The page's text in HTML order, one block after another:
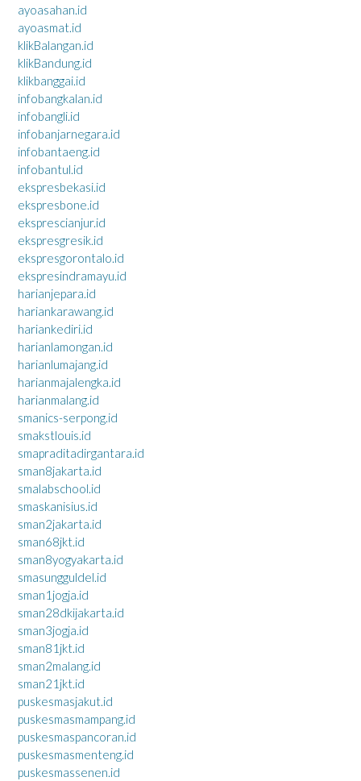
ayoasahan.id
ayoasmat.id
klikBalangan.id
klikBandung.id
klikbanggai.id
infobangkalan.id
infobangli.id
infobanjarnegara.id
infobantaeng.id
infobantul.id
ekspresbekasi.id
ekspresbone.id
eksprescianjur.id
ekspresgresik.id
ekspresgorontalo.id
ekspresindramayu.id
harianjepara.id
hariankarawang.id
hariankediri.id
harianlamongan.id
harianlumajang.id
harianmajalengka.id
harianmalang.id
smanics-serpong.id
smakstlouis.id
smapraditadirgantara.id
sman8jakarta.id
smalabschool.id
smaskanisius.id
sman2jakarta.id
sman68jkt.id
sman8yogyakarta.id
smasungguldel.id
sman1jogja.id
sman28dkijakarta.id
sman3jogja.id
sman81jkt.id
sman2malang.id
sman21jkt.id
puskesmasjakut.id
puskesmasmampang.id
puskesmaspancoran.id
puskesmasmenteng.id
puskesmassenen.id